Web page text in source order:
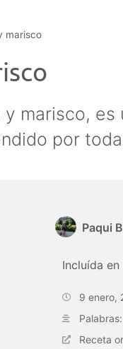
marisco
marisco,
por
Paqui
Incluída
9 enero,
Receta